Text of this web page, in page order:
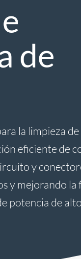
de
la limpieza
eficiente de
y
y mejorando la
potencia de